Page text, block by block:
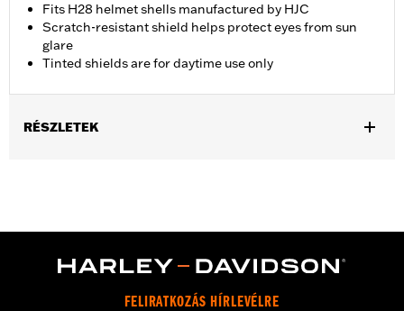
Fits H28 helmet shells manufactured by HJC
Scratch-resistant shield helps protect eyes from sun
glare
Tinted shields are for daytime use only
RÉSZLETEK
d.com/warrantyfor full details
FELIRATKOZÁS HÍRLEVÉLRE